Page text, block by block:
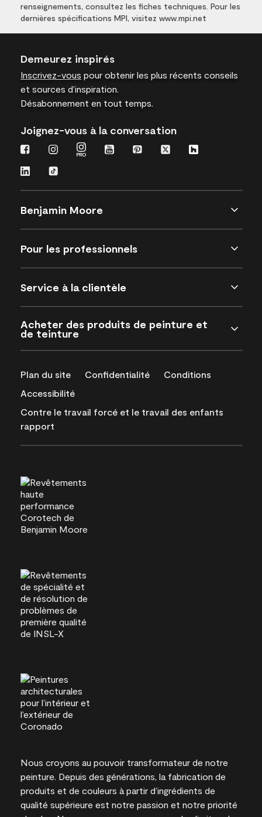
renseignements, consultez les fiches techniques. Pour les
dernières spécifications MPI, visitez www.mpi.net
Demeurez inspirés
Inscrivez-vous pour obtenir les plus récents conseils
et sources d’inspiration.
Désabonnement en tout temps.
Joignez-vous à la conversation
Benjamin Moore
Pour les professionnels
Service à la clientèle
Acheter des produits de peinture et
de teinture
Plan du site Confidentialité
Conditions
Accessibilité
Contre le travail forcé et le travail des enfants
rapport
Nous croyons au pouvoir transformateur de notre
peinture. Depuis des générations, la fabrication de
produits et de couleurs à partir d’ingrédients de
qualité supérieure est notre passion et notre priorité